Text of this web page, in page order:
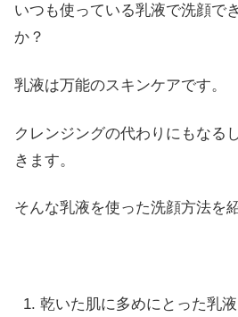
いつも使っている乳液で洗顔で
か？
乳液は万能のスキンケアです。
クレンジングの代わりにもなる
きます。
そんな乳液を使った洗顔方法を
乾いた肌に多めにとった乳液